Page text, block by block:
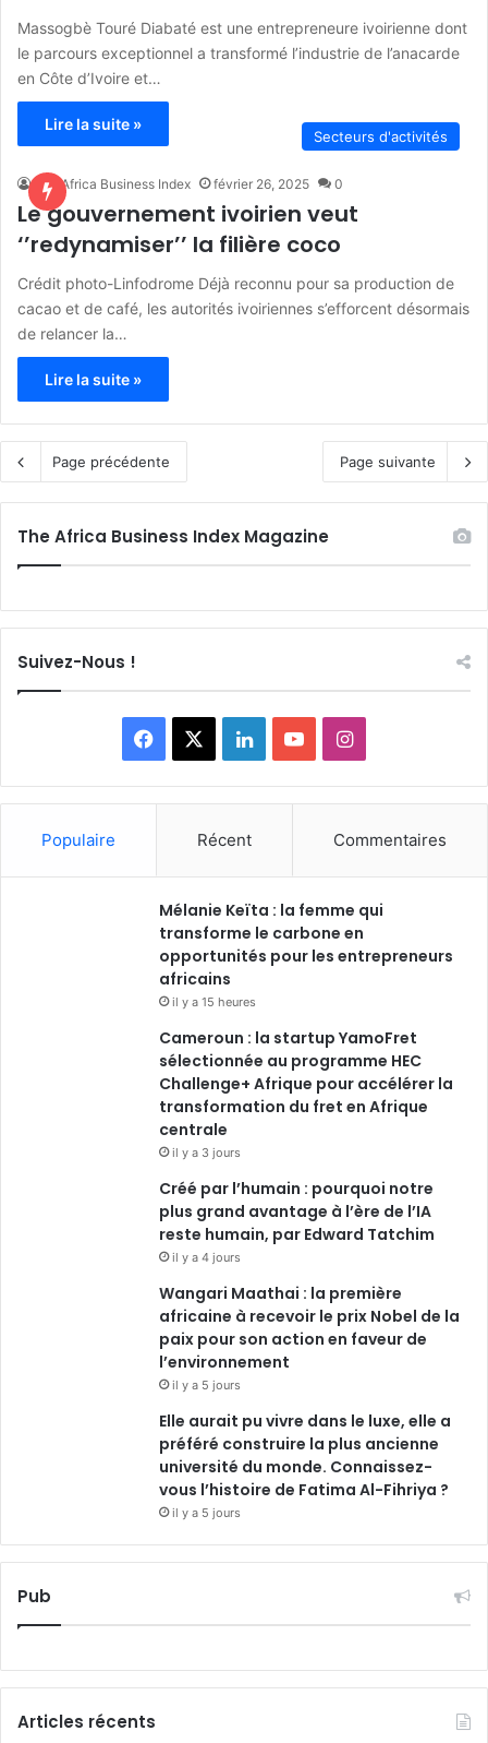
Massogbè Touré Diabaté est une entrepreneure ivoirienne dont
le parcours exceptionnel a transformé l’industrie de l’anacarde
en Côte d’Ivoire et…
Lire la suite »
Secteurs d'activités
The Africa Business Index février 26, 2025 0
Le gouvernement ivoirien veut
‘’redynamiser’’ la filière coco
Crédit photo-Linfodrome Déjà reconnu pour sa production de
cacao et de café, les autorités ivoiriennes s’efforcent désormais
de relancer la…
Lire la suite »
Page précédente Page suivante
The Africa Business Index Magazine
Suivez-Nous !
a
b
o
o
k
L
i
e
d
i
n
o
u
b
I
n
a
g
a
m
Populaire Récent Commentaires
Mélanie Keïta : la femme qui
transforme le carbone en
opportunités pour les entrepreneurs
africains
il y a 15 heures
Cameroun : la startup YamoFret
sélectionnée au programme HEC
Challenge+ Afrique pour accélérer la
transformation du fret en Afrique
centrale
il y a 3 jours
Créé par l’humain : pourquoi notre
plus grand avantage à l’ère de l’IA
reste humain, par Edward Tatchim
il y a 4 jours
Wangari Maathai : la première
africaine à recevoir le prix Nobel de la
paix pour son action en faveur de
l’environnement
il y a 5 jours
Elle aurait pu vivre dans le luxe, elle a
préféré construire la plus ancienne
université du monde. Connaissez-
vous l’histoire de Fatima Al-Fihriya ?
il y a 5 jours
Pub
Articles récents